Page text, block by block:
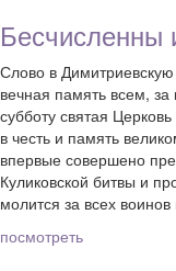
Бесчисленны
Слово в
вечная память всем, за
субботу святая
в честь и память
впервые совершено
Куликовской битвы и
молится за всех
посмотреть